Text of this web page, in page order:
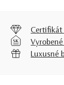
Certifikát
Luxusné